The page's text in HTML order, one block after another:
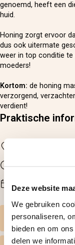
Deze website
We gebruiken
personaliseren,
bieden en om
delen we
genoemd, heeft een
huid.
Honing zorgt ervoor
dus ook uitermate
weer in top conditie te
moeders!
Kortom: de honing
verzorgend,
verdient!
Praktische
na reservering
Zelf datum kiezen